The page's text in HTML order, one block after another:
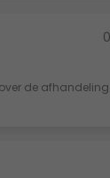
de afhandeling